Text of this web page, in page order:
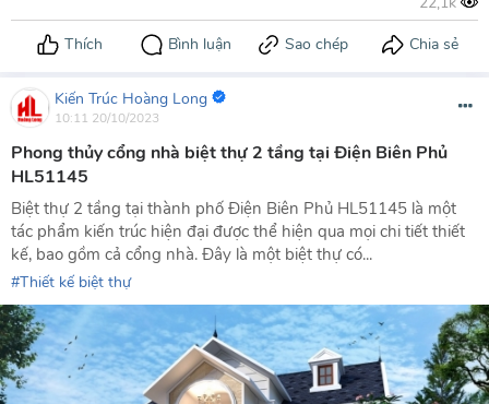
Kiến Trúc Hoàng Long
10:11 20/10/2023
Phong thủy cổng nhà biệt thự 2 tầng tại Điện Biên Phủ
HL51145
Biệt thự 2 tầng tại thành phố Điện Biên Phủ HL51145 là một
tác phẩm kiến trúc hiện đại được thể hiện qua mọi chi tiết thiết
kế, bao gồm cả cổng nhà. Đây là một biệt thự có...
Thiết kế biệt thự